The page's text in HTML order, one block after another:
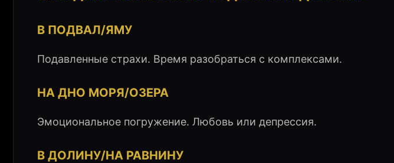
В ПОДВАЛ/ЯМУ
Подавленные страхи. Время разобраться с комплексами.
НА ДНО МОРЯ/ОЗЕРА
Эмоциональное погружение. Любовь или депрессия.
В ДОЛИНУ/НА РАВНИНУ